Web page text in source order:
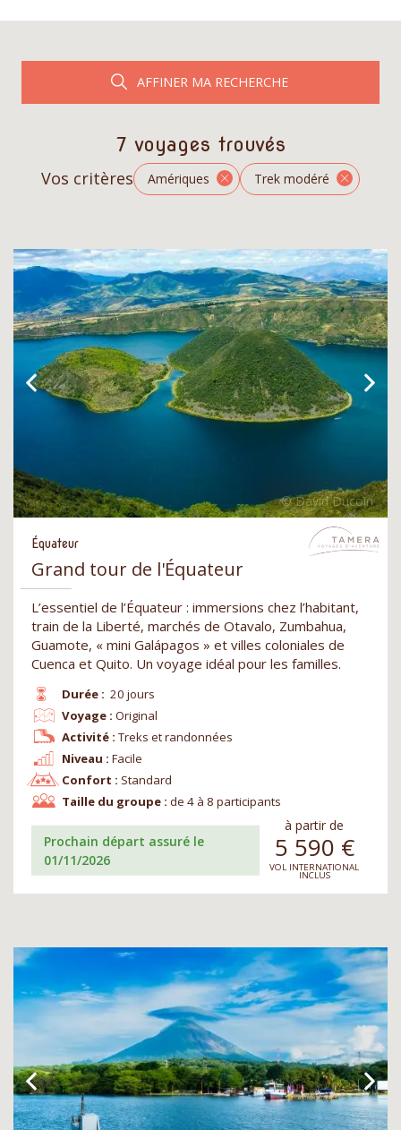
AFFINER MA RECHERCHE
7 voyages trouvés
Vos critères Amériques Trek modéré
Équateur
Grand tour de l'Équateur
L’essentiel de l’Équateur : immersions chez l’habitant,
train de la Liberté, marchés de Otavalo, Zumbahua,
Guamote, « mini Galápagos » et villes coloniales de
Cuenca et Quito. Un voyage idéal pour les familles.
Durée : 20 jours
Niveau : Facile
Voyage : Original
Confort : Standard
Activité : Treks et randonnées
Taille du groupe : de 4 à 8 participants
Prochain départ assuré le
01/11/2026
à partir de
5 590 €
VOL INTERNATIONAL
INCLUS